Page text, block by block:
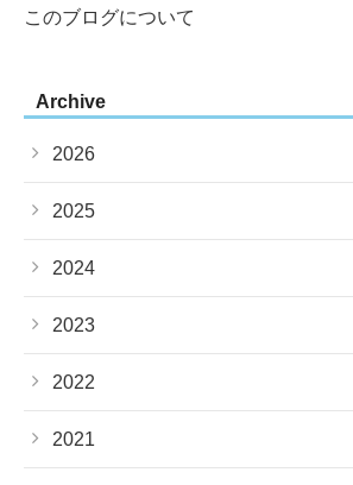
このブログについて
Archive
2026
2025
2024
2023
2022
2021